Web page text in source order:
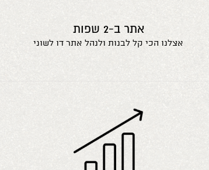
אתר ב-2 שפות
אצלנו הכי קל לבנות ולנהל אתר דו לשוני